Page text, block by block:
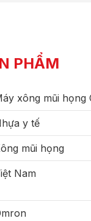
PHẨM
xông mũi họng
y tế
mũi họng
Nam